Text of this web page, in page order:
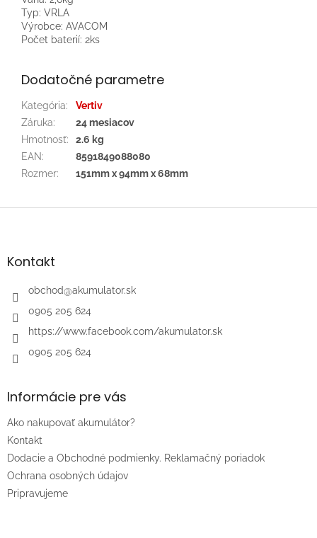
Typ: VRLA
Výrobce: AVACOM
Počet baterií: 2ks
Dodatočné parametre
Kategória:
Vertiv
Záruka:
24 mesiacov
Hmotnosť:
2.6 kg
EAN:
8591849088080
Rozmer: 151mm x 94mm x 68mm
Z
äKontakt
obchod@akumulator.sk
0905 205 624
https://www.facebook.com/akumulator.sk
0905 205 624
Informácie pre vás
Ako nakupovať akumulátor?
Kontakt
Dodacie a Obchodné podmienky. Reklamačný poriadok
Ochrana osobných údajov
Pripravujeme